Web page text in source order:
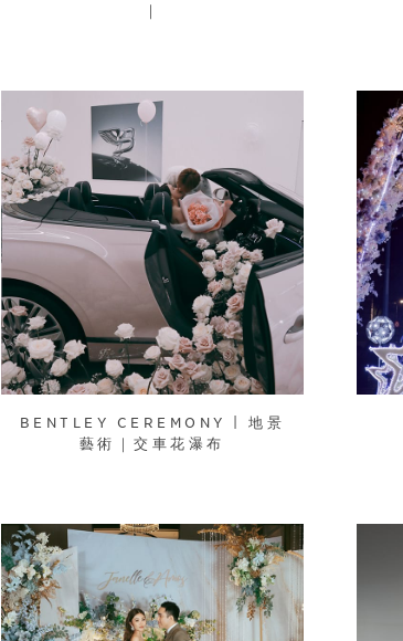
｜
BENTLEY CEREMONY | 地景
藝術｜交車花瀑布